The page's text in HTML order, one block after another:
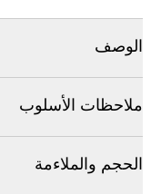
الوصف
ملاحظات الأسلوب
الحجم والملاءمة